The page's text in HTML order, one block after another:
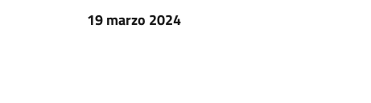
19 marzo 2024